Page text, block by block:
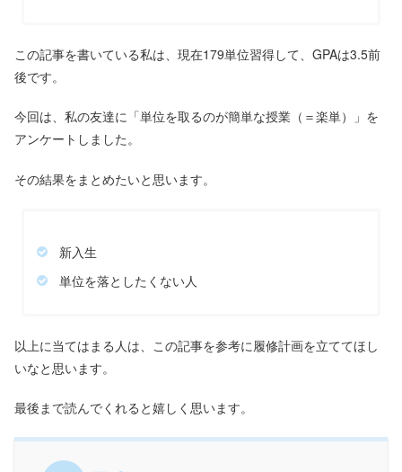
この記事を書いている私は、現在179単位習得して、GPAは3.5前
後です。
今回は、私の友達に「単位を取るのが簡単な授業（＝楽単）」を
アンケートしました。
その結果をまとめたいと思います。
新入生
単位を落としたくない人
以上に当てはまる人は、この記事を参考に履修計画を立ててほし
いなと思います。
最後まで読んでくれると嬉しく思います。